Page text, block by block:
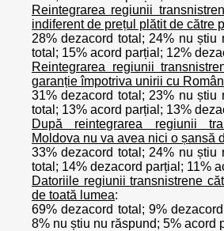
Reintegrarea regiunii
indiferent de prețul plătit de către
28% dezacord total; 24% nu știu
total; 15% acord parțial; 12%
Reintegrarea regiunii
garanție împotriva unirii cu
31% dezacord total; 23% nu știu
total; 13% acord parțial; 13%
După reintegrarea regiunii
Moldova nu va avea nici o șansă
33% dezacord total; 24% nu știu
total; 14% dezacord parțial; 11%
Datoriile regiunii transnistrene
de toată lumea:
69% dezacord total; 9%
8% nu știu nu răspund; 5% acord